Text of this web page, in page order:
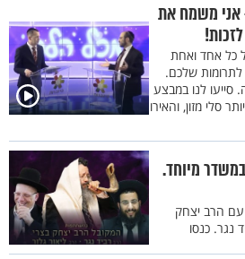
משמח את
כל אחד ואחת
שלכם.
סייעו לנו במבצע
סלי מזון, והאירו
מיוחד.
עם הרב יצחק
נגר. כנסו